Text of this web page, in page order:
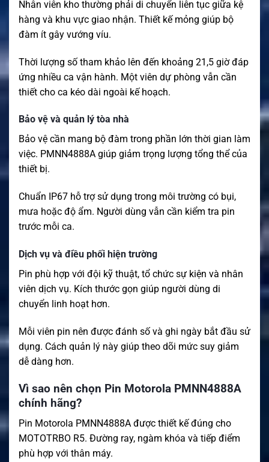
Nhân viên kho thường phải di chuyển liên tục giữa kệ
hàng và khu vực giao nhận. Thiết kế mỏng giúp bộ
đàm ít gây vướng víu.
Thời lượng số tham khảo lên đến khoảng 21,5 giờ đáp
ứng nhiều ca vận hành. Một viên dự phòng vẫn cần
thiết cho ca kéo dài ngoài kế hoạch.
Bảo vệ và quản lý tòa nhà
Bảo vệ cần mang bộ đàm trong phần lớn thời gian làm
việc. PMNN4888A giúp giảm trọng lượng tổng thể của
thiết bị.
Chuẩn IP67 hỗ trợ sử dụng trong môi trường có bụi,
mưa hoặc độ ẩm. Người dùng vẫn cần kiểm tra pin
trước mỗi ca.
Dịch vụ và điều phối hiện trường
Pin phù hợp với đội kỹ thuật, tổ chức sự kiện và nhân
viên dịch vụ. Kích thước gọn giúp người dùng di
chuyển linh hoạt hơn.
Mỗi viên pin nên được đánh số và ghi ngày bắt đầu sử
dụng. Cách quản lý này giúp theo dõi mức suy giảm
dễ dàng hơn.
Vì sao nên chọn Pin Motorola PMNN4888A
chính hãng?
Pin Motorola PMNN4888A được thiết kế đúng cho
MOTOTRBO R5. Đường ray, ngàm khóa và tiếp điểm
phù hợp với thân máy.